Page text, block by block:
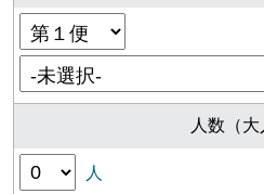
人数（大
人